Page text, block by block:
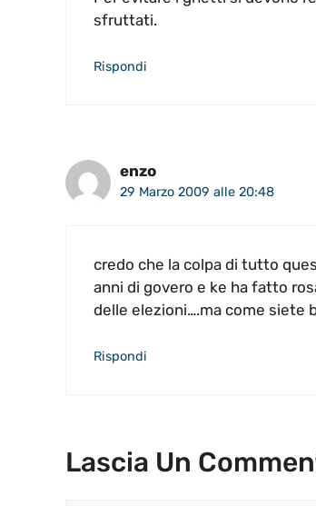
sfruttati.
Rispondi
enzo
29 Marzo 2009 alle 20:48
credo che la colpa di tutto
anni di govero e ke ha fatto
delle elezioni….ma come siete
Rispondi
Lascia Un